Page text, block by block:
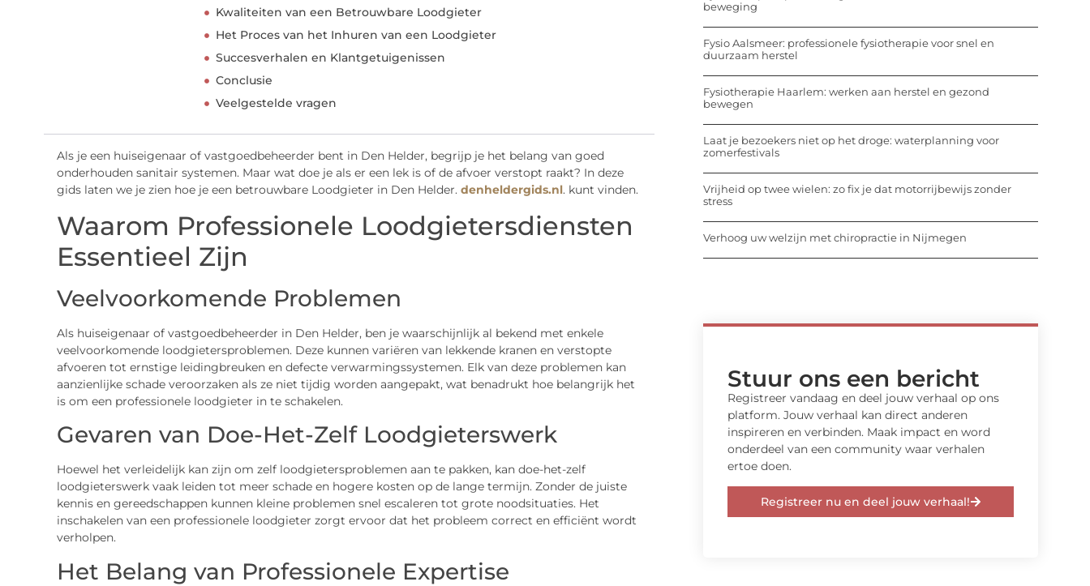
Kwaliteiten van een Betrouwbare Loodgieter
Het Proces van het Inhuren van een Loodgieter
Succesverhalen en Klantgetuigenissen
Conclusie
Veelgestelde vragen
Als je een huiseigenaar of vastgoedbeheerder bent in Den Helder, begrijp je het belang van goed
onderhouden sanitair systemen. Maar wat doe je als er een lek is of de afvoer verstopt raakt? In deze
gids laten we je zien hoe je een betrouwbare Loodgieter in Den Helder. denheldergids.nl. kunt vinden.
Waarom Professionele Loodgietersdiensten
Essentieel Zijn
Veelvoorkomende Problemen
Als huiseigenaar of vastgoedbeheerder in Den Helder, ben je waarschijnlijk al bekend met enkele
veelvoorkomende loodgietersproblemen. Deze kunnen variëren van lekkende kranen en verstopte
afvoeren tot ernstige leidingbreuken en defecte verwarmingssystemen. Elk van deze problemen kan
aanzienlijke schade veroorzaken als ze niet tijdig worden aangepakt, wat benadrukt hoe belangrijk het
is om een professionele loodgieter in te schakelen.
Gevaren van Doe-Het-Zelf Loodgieterswerk
Hoewel het verleidelijk kan zijn om zelf loodgietersproblemen aan te pakken, kan doe-het-zelf
loodgieterswerk vaak leiden tot meer schade en hogere kosten op de lange termijn. Zonder de juiste
kennis en gereedschappen kunnen kleine problemen snel escaleren tot grote noodsituaties. Het
inschakelen van een professionele loodgieter zorgt ervoor dat het probleem correct en efficiënt wordt
verholpen.
Het Belang van Professionele Expertise
beweging
Fysio Aalsmeer: professionele fysiotherapie voor snel en
duurzaam herstel
Fysiotherapie Haarlem: werken aan herstel en gezond
bewegen
Laat je bezoekers niet op het droge: waterplanning voor
zomerfestivals
Vrijheid op twee wielen: zo fix je dat motorrijbewijs zonder
stress
Verhoog uw welzijn met chiropractie in Nijmegen
Stuur ons een bericht
Registreer vandaag en deel jouw verhaal op ons
platform. Jouw verhaal kan direct anderen
inspireren en verbinden. Maak impact en word
onderdeel van een community waar verhalen
ertoe doen.
Registreer nu en deel jouw verhaal!